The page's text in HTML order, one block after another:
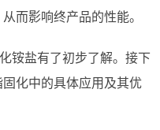
而影响终产品的性能。
铵盐有了初步了解。接下
化中的具体应用及其优